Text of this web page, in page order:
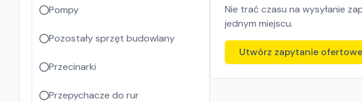
Nie trać czasu na wysyłanie
jednym miejscu.
Utwórz zapytanie ofertowe
Pompy
Pozostały sprzęt budowlany
Przecinarki
Przepychacze do rur